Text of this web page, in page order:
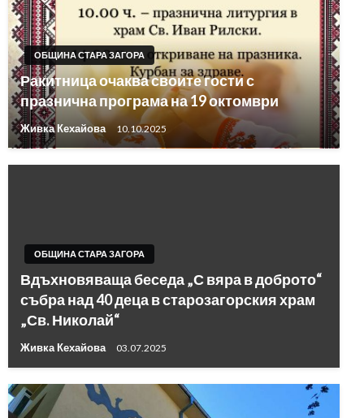
ОБЩИНА СТАРА ЗАГОРА
Ракитница очаква своите гости с
празнична програма на 19 октомври
Живка Кехайова 10.10.2025
ОБЩИНА СТАРА ЗАГОРА
Вдъхновяваща беседа „С вяра в доброто“
събра над 40 деца в старозагорския храм
„Св. Николай“
Живка Кехайова 03.07.2025